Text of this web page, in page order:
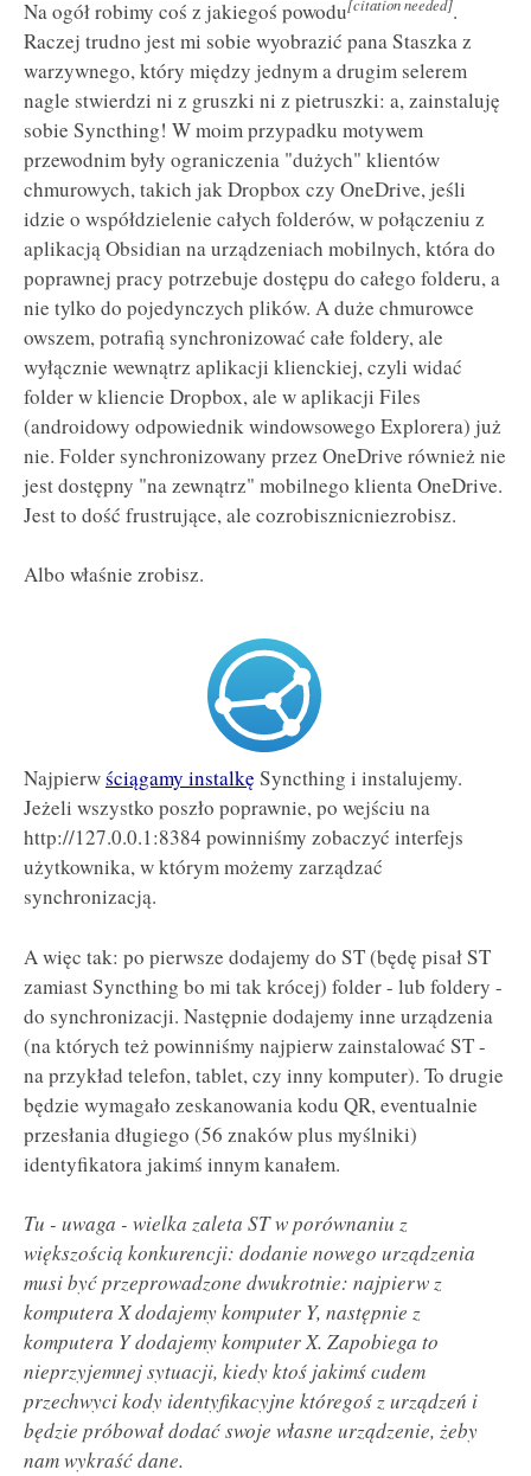
Na ogół robimy coś z jakiegoś powodu[citation needed].
Raczej trudno jest mi sobie wyobrazić pana Staszka z
warzywnego, który między jednym a drugim selerem
nagle stwierdzi ni z gruszki ni z pietruszki: a, zainstaluję
sobie Syncthing! W moim przypadku motywem
przewodnim były ograniczenia "dużych" klientów
chmurowych, takich jak Dropbox czy OneDrive, jeśli
idzie o współdzielenie całych folderów, w połączeniu z
aplikacją Obsidian na urządzeniach mobilnych, która do
poprawnej pracy potrzebuje dostępu do całego folderu, a
nie tylko do pojedynczych plików. A duże chmurowce
owszem, potrafią synchronizować całe foldery, ale
wyłącznie wewnątrz aplikacji klienckiej, czyli widać
folder w kliencie Dropbox, ale w aplikacji Files
(androidowy odpowiednik windowsowego Explorera) już
nie. Folder synchronizowany przez OneDrive również nie
jest dostępny "na zewnątrz" mobilnego klienta OneDrive.
Jest to dość frustrujące, ale cozrobisznicniezrobisz.
Albo właśnie zrobisz.
Najpierwściągamy instalkę Syncthing i instalujemy.
Jeżeli wszystko poszło poprawnie, po wejściu na
http://127.0.0.1:8384 powinniśmy zobaczyć interfejs
użytkownika, w którym możemy zarządzać
synchronizacją.
A więc tak: po pierwsze dodajemy do ST (będę pisał ST
zamiast Syncthing bo mi tak krócej) folder - lub foldery -
do synchronizacji. Następnie dodajemy inne urządzenia
(na których też powinniśmy najpierw zainstalować ST -
na przykład telefon, tablet, czy inny komputer). To drugie
będzie wymagało zeskanowania kodu QR, eventualnie
przesłania długiego (56 znaków plus myślniki)
identyfikatora jakimś innym kanałem.
Tu - uwaga - wielka zaleta ST w porównaniu z
większością konkurencji: dodanie nowego urządzenia
musi być przeprowadzone dwukrotnie: najpierw z
komputera X dodajemy komputer Y, następnie z
komputera Y dodajemy komputer X. Zapobiega to
nieprzyjemnej sytuacji, kiedy ktoś jakimś cudem
przechwyci kody identyfikacyjne któregoś z urządzeń i
będzie próbował dodać swoje własne urządzenie, żeby
nam wykraść dane.